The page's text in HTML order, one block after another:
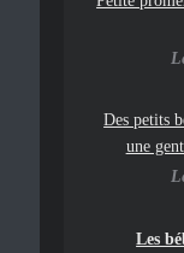
Des petits
une
Les